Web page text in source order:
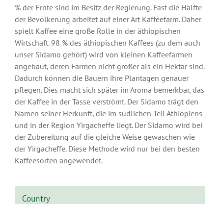
% der Ernte sind im Besitz der Regierung. Fast die Hälfte
der Bevölkerung arbeitet auf einer Art Kaffeefarm. Daher
spielt Kaffee eine große Rolle in der äthiopischen
Wirtschaft. 98 % des äthiopischen Kaffees (zu dem auch
unser Sidamo gehört) wird von kleinen Kaffeefarmen
angebaut, deren Farmen nicht größer als ein Hektar sind.
Dadurch können die Bauern ihre Plantagen genauer
pflegen. Dies macht sich später im Aroma bemerkbar, das
der Kaffee in der Tasse verströmt. Der Sidamo trägt den
Namen seiner Herkunft, die im südlichen Teil Äthiopiens
und in der Region Yirgacheffe liegt. Der Sidamo wird bei
der Zubereitung auf die gleiche Weise gewaschen wie
der Yirgacheffe. Diese Methode wird nur bei den besten
Kaffeesorten angewendet.
Country